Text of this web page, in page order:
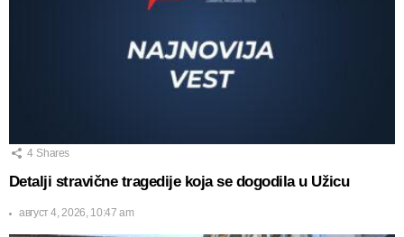
4 Shares
Detalji stravične tragedije koja se dogodila u Užicu
август 4, 2026, 10:47 am